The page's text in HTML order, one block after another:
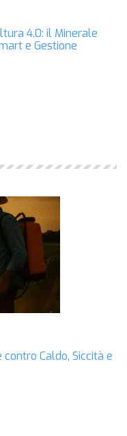
4.0: il Minerale
e Gestione
Caldo, Siccità e